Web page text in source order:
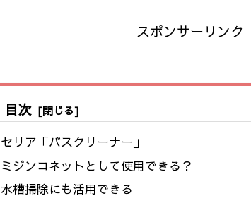
スポンサーリンク
目次
セリア「バスクリーナー」
ミジンコネットとして使用できる？
水槽掃除にも活用できる